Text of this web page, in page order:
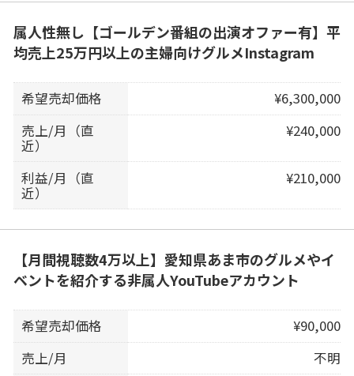
属人性無し【ゴールデン番組の出演オファー有】平
均売上25万円以上の主婦向けグルメInstagram
希望売却価格
¥6,300,000
売上/月（直
近）
¥240,000
利益/月（直
近）
¥210,000
【月間視聴数4万以上】愛知県あま市のグルメやイ
ベントを紹介する非属人YouTubeアカウント
希望売却価格
¥90,000
売上/月
不明